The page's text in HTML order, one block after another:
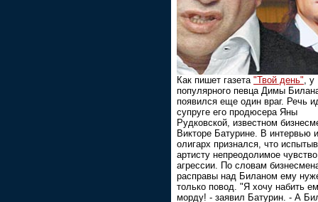
Как пишет газета "Твой день", у
популярного певца Димы
появился еще один враг. Речь
супруге его продюсера Яны
Рудковской, известном
Викторе Батурине. В интервью
олигарх признался, что
артисту непреодолимое чувство
агрессии. По словам
расправы над Биланом ему
только повод. "Я хочу набить
морду! - заявил Батурин. - А